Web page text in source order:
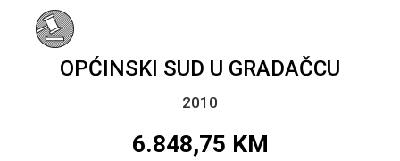
OPĆINSKI SUD U GRADAČCU
2010
6.848,75 KM